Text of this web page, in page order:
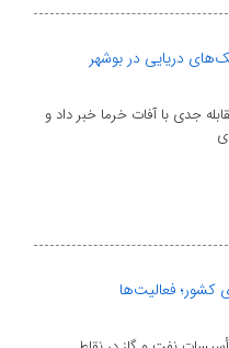
دریایی در بوشهر
جدی با آفات خرما خبر داد و
فعالیت‌ها